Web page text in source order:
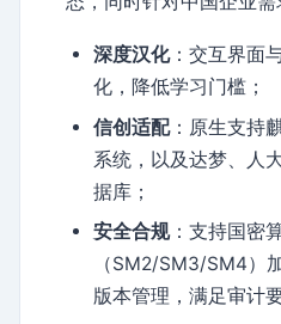
深度汉化：交互界面
化，降低学习门槛；
信创适配：原生支持
系统，以及达梦、人
据库；
安全合规：支持国密
（SM2/SM3/SM4）
版本管理，满足审计